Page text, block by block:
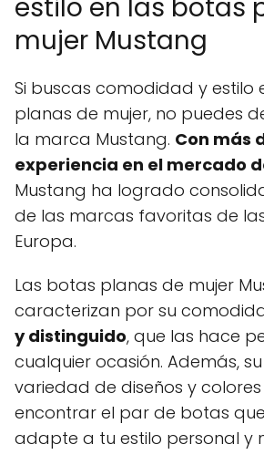
estilo en las botas
mujer Mustang
Si buscas comodidad y estilo
planas de mujer, no puedes
la marca Mustang. Con más
experiencia en el mercado
Mustang ha logrado
de las marcas favoritas de
Europa.
Las botas planas de mujer
caracterizan por su
y distinguido, que las hace
cualquier ocasión. Además,
variedad de diseños y
encontrar el par de botas
adapte a tu estilo personal y